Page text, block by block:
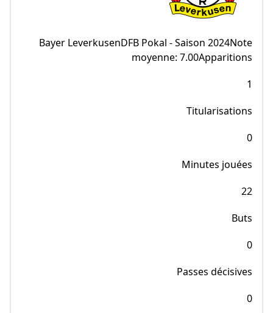
Bayer LeverkusenDFB Pokal - Saison 2024Note
moyenne: 7.00Apparitions
1
Titularisations
0
Minutes jouées
22
Buts
0
Passes décisives
0